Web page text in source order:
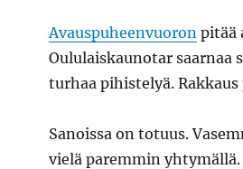
Avauspuheenvuoronpitää
Oululaiskaunotar saarnaa
turhaa pihistelyä.
Sanoissa on totuus.
vielä paremmin